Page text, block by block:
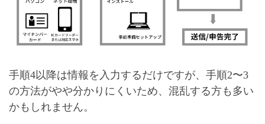
手順4以降は情報を入力するだけですが、手順2〜3
の方法がやや分かりにくいため、混乱する方も多い
かもしれません。